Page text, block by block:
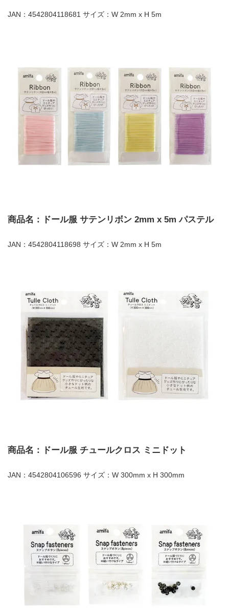
JAN：4542804118681 サイズ：W 2mm x H 5m
商品名：ドール服 サテンリボン 2mm x 5m パステル
JAN：4542804118698 サイズ：W 2mm x H 5m
商品名：ドール服 チュールクロス ミニドット
JAN：4542804106596 サイズ：W 300mm x H 300mm